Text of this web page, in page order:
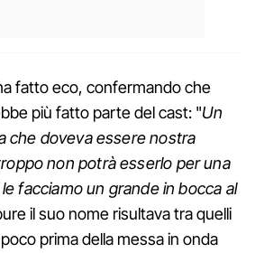
fatto eco, confermando che
più fatto parte del cast: "Un
che doveva essere nostra
non potrà esserlo per una
facciamo un grande in bocca al
il suo nome risultava tra quelli
prima della messa in onda